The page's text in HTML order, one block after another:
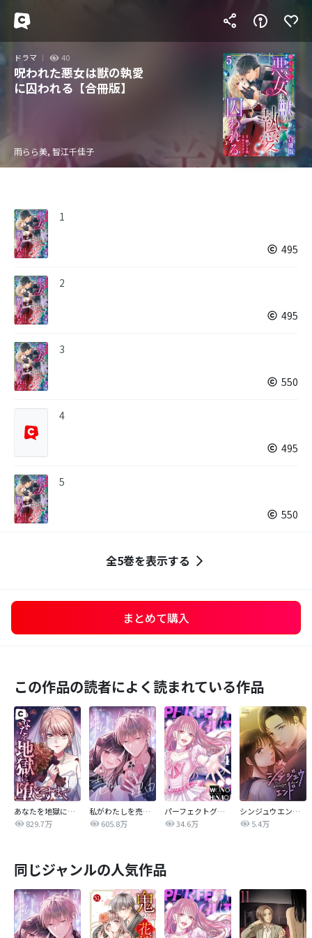
ドラマ 40
呪われた悪女は獣の執愛
に囚われる【合冊版】
雨らら美, 智江千佳子
1
495
2
495
3
550
4
495
5
550
全5巻を表示する
まとめて購入
この作品の読者によく読まれている作品
あなたを地獄に堕とすまで
829.7万
私がわたしを売る理由
605.8万
パーフェクトグリッター
34.6万
シンジュウエンド【タテヨミ】
5.4万
同じジャンルの人気作品